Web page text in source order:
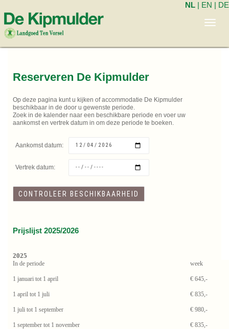
NL | EN | DE
Reserveren De Kipmulder
Op deze pagina kunt u kijken of accommodatie De Kipmulder
beschikbaar in de door u gewenste periode.
Zoek in de kalender naar een beschikbare periode en voer uw
aankomst en vertrek datum in om deze periode te boeken.
Aankomst datum:
Vertrek datum:
Prijslijst 2025/2026
2025
In de periode week
1 januari tot 1 april € 645,-
1 april tot 1 juli € 835,-
1 juli tot 1 september € 980,-
1 september tot 1 november € 835,-